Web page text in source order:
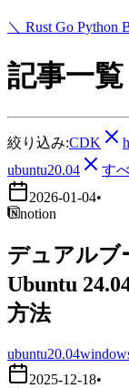
＼ Rust Go Python
記事一覧
絞り込み:CDK
ubuntu20.04
す
2026-01-04•
notion
デュアルブ
Ubuntu
方法
ubuntu20.04
2025-12-18•